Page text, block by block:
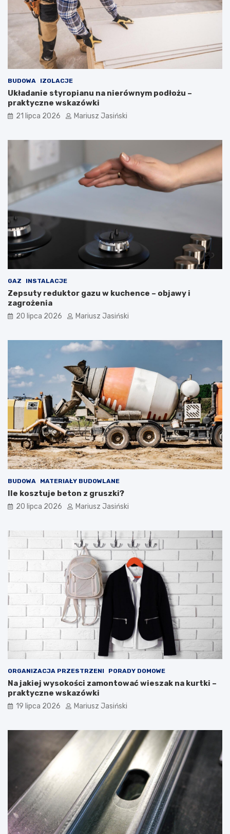
BUDOWA IZOLACJE
Układanie styropianu na nierównym podłożu –
praktyczne wskazówki
21 lipca 2026 Mariusz Jasiński
GAZ INSTALACJE
Zepsuty reduktor gazu w kuchence – objawy i
zagrożenia
20 lipca 2026 Mariusz Jasiński
BUDOWA MATERIAŁY BUDOWLANE
Ile kosztuje beton z gruszki?
20 lipca 2026 Mariusz Jasiński
ORGANIZACJA PRZESTRZENI PORADY DOMOWE
Na jakiej wysokości zamontować wieszak na kurtki –
praktyczne wskazówki
19 lipca 2026 Mariusz Jasiński